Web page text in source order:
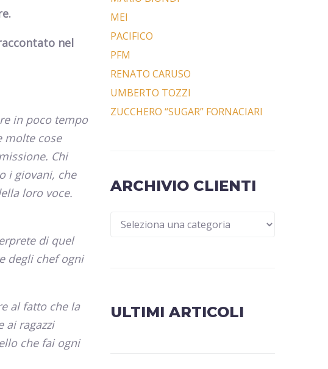
nel
in poco tempo
molte cose
Chi
i giovani, che
loro voce.
di quel
degli chef ogni
al fatto che la
ai ragazzi
che fai ogni
MEI
PACIFICO
PFM
RENATO CARUSO
UMBERTO TOZZI
ZUCCHERO “SUGAR” FORNACIARI
ARCHIVIO CLIENTI
ULTIMI ARTICOLI